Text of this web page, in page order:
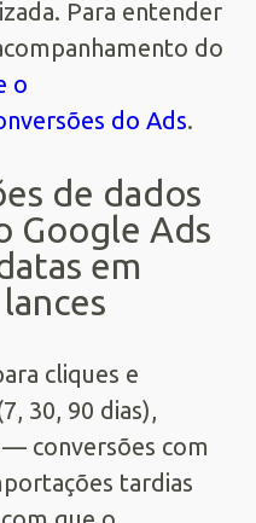
Para entender
do
o
do Ads.
de dados
Google Ads
em
cliques e
30, 90 dias),
— conversões com
tardias